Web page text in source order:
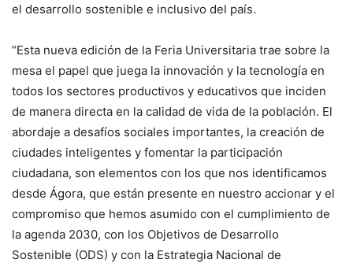
el desarrollo sostenible e inclusivo del país.
“Esta nueva edición de la Feria Universitaria trae sobre la
mesa el papel que juega la innovación y la tecnología en
todos los sectores productivos y educativos que inciden
de manera directa en la calidad de vida de la población. El
abordaje a desafíos sociales importantes, la creación de
ciudades inteligentes y fomentar la participación
ciudadana, son elementos con los que nos identificamos
desde Ágora, que están presente en nuestro accionar y el
compromiso que hemos asumido con el cumplimiento de
la agenda 2030, con los Objetivos de Desarrollo
Sostenible (ODS) y con la Estrategia Nacional de